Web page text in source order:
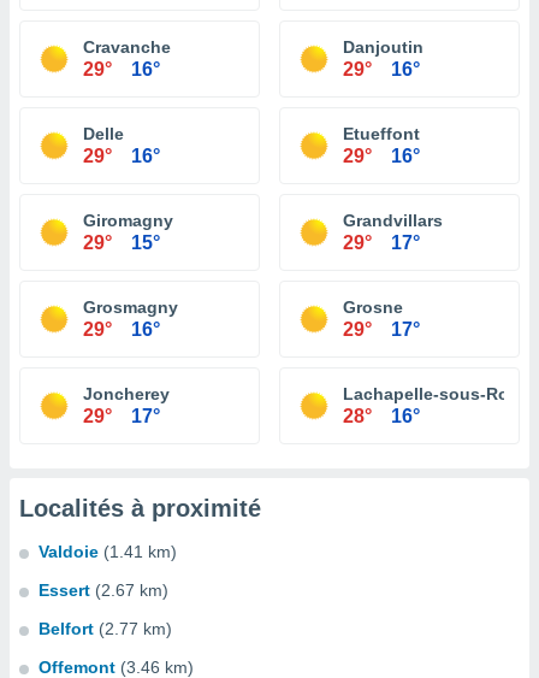
Cravanche
29° 16°
Danjoutin
29° 16°
Delle
29° 16°
Etueffont
29° 16°
Giromagny
29° 15°
Grandvillars
29° 17°
Grosmagny
29° 16°
Grosne
29° 17°
Joncherey
29° 17°
Lachapelle-sous-
28° 16°
Localités à proximité
Valdoie (1.41 km)
Essert (2.67 km)
Belfort (2.77 km)
Offemont (3.46 km)